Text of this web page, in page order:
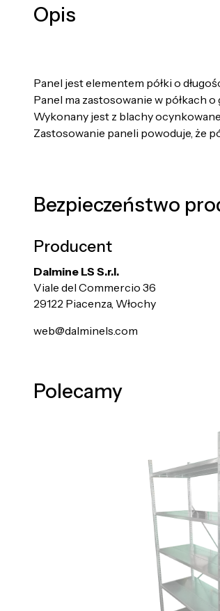
Opis
Panel jest elementem półki o
Panel ma zastosowanie w półkach
Wykonany jest z blachy
Zastosowanie paneli powoduje, że
Bezpieczeństwo
Producent
Dalmine LS S.r.l.
Viale del Commercio 36
29122 Piacenza, Włochy
web@dalminels.com
Polecamy